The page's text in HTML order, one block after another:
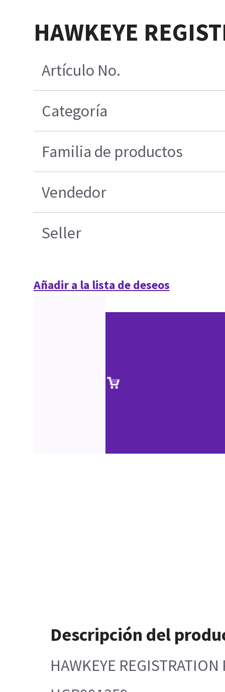
HAWKEYE
Artículo No.
Categoría
Familia de productos
Vendedor
Seller
Añadir a la lista de deseos
Descripción del
HAWKEYE